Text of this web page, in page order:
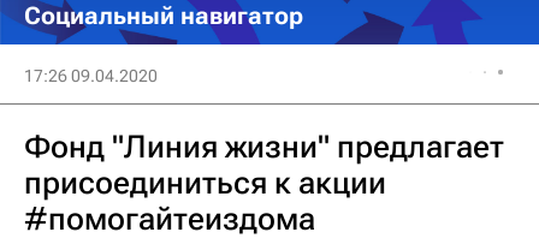
Социальный навигатор
17:26 09.04.2020
Фонд "Линия жизни" предлагает
присоединиться к акции
#помогайтеиздома